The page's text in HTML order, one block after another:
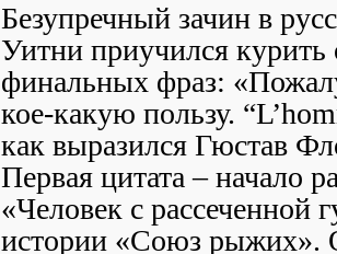
Безупречный зачин в
Уитни приучился
финальных фраз:
кое-какую пользу.
как выразился Гюстав
Первая цитата – начало
«Человек с рассеченной
истории «Союз рыжих».